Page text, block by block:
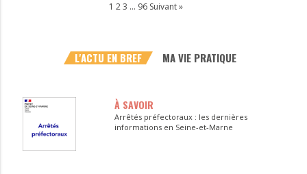
1 2 3 … 96 Suivant »
L'ACTU EN BREF MA VIE PRATIQUE
À SAVOIR
Arrêtés préfectoraux : les dernières
informations en Seine-et-Marne